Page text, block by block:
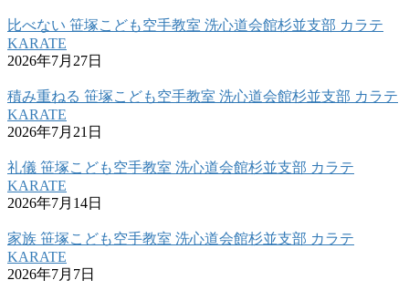
比べない 笹塚こども空手教室 洗心道会館杉並支部 カラテ
KARATE
2026年7月27日
積み重ねる 笹塚こども空手教室 洗心道会館杉並支部 カラテ
KARATE
2026年7月21日
礼儀 笹塚こども空手教室 洗心道会館杉並支部 カラテ
KARATE
2026年7月14日
家族 笹塚こども空手教室 洗心道会館杉並支部 カラテ
KARATE
2026年7月7日